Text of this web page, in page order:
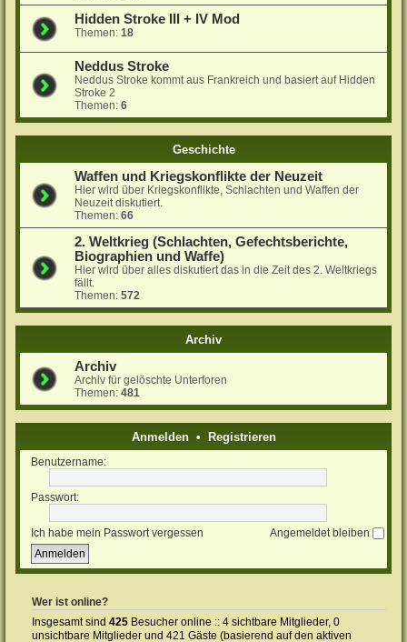
Hidden Stroke III + IV Mod
Themen:18
Neddus Stroke
Neddus Stroke kommt aus Frankreich und basiert auf Hidden
Stroke 2
Themen:6
Geschichte
Waffen und Kriegskonflikte der Neuzeit
Hier wird über Kriegskonflikte, Schlachten und Waffen der
Neuzeit diskutiert.
Themen:66
2. Weltkrieg (Schlachten, Gefechtsberichte,
Biographien und Waffe)
Hier wird über alles diskutiert das in die Zeit des 2. Weltkriegs
fällt.
Themen:572
Archiv
Archiv
Archiv für gelöschte Unterforen
Themen:481
Anmelden• Registrieren
Benutzername:
Passwort:
Ich habe mein Passwort vergessen Angemeldet bleiben
Wer ist online?
Insgesamt sind425 Besucher online :: 4 sichtbare Mitglieder, 0
unsichtbare Mitglieder und 421 Gäste (basierend auf den aktiven